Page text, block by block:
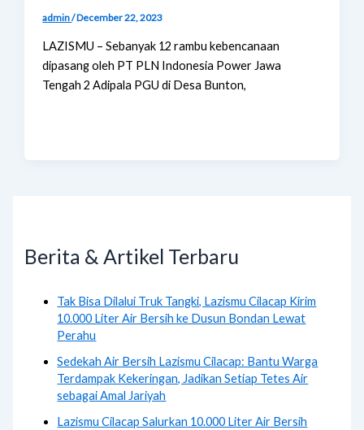
admin/December 22, 2023
LAZISMU – Sebanyak 12 rambu kebencanaan
dipasang oleh PT PLN Indonesia Power Jawa
Tengah 2 Adipala PGU di Desa Bunton,
Berita & Artikel Terbaru
Tak Bisa Dilalui Truk Tangki, Lazismu Cilacap Kirim
10.000 Liter Air Bersih ke Dusun Bondan Lewat
Perahu
Sedekah Air Bersih Lazismu Cilacap: Bantu Warga
Terdampak Kekeringan, Jadikan Setiap Tetes Air
sebagai Amal Jariyah
Lazismu Cilacap Salurkan 10.000 Liter Air Bersih